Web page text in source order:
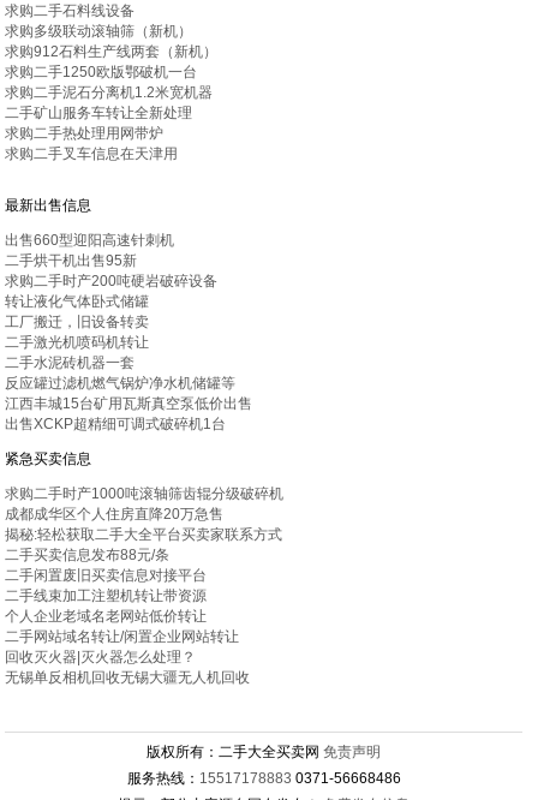
求购二手石料线设备
求购多级联动滚轴筛（新机）
求购912石料生产线两套（新机）
求购二手1250欧版鄂破机一台
求购二手泥石分离机1.2米宽机器
二手矿山服务车转让全新处理
求购二手热处理用网带炉
求购二手叉车信息在天津用
最新出售信息
出售660型迎阳高速针刺机
二手烘干机出售95新
求购二手时产200吨硬岩破碎设备
转让液化气体卧式储罐
工厂搬迁，旧设备转卖
二手激光机喷码机转让
二手水泥砖机器一套
反应罐过滤机燃气锅炉净水机储罐等
江西丰城15台矿用瓦斯真空泵低价出售
出售XCKP超精细可调式破碎机1台
紧急买卖信息
求购二手时产1000吨滚轴筛齿辊分级破碎机
成都成华区个人住房直降20万急售
揭秘:轻松获取二手大全平台买卖家联系方式
二手买卖信息发布88元/条
二手闲置废旧买卖信息对接平台
二手线束加工注塑机转让带资源
个人企业老域名老网站低价转让
二手网站域名转让/闲置企业网站转让
回收灭火器|灭火器怎么处理？
无锡单反相机回收无锡大疆无人机回收
版权所有：二手大全买卖网免责声明
服务热线： 15517178883 0371-56668486